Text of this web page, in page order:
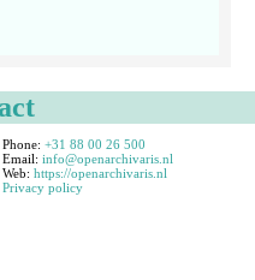
Phone: +31 88 00 26 500
Email: info@openarchivaris.nl
Web: https://openarchivaris.nl
Privacy policy